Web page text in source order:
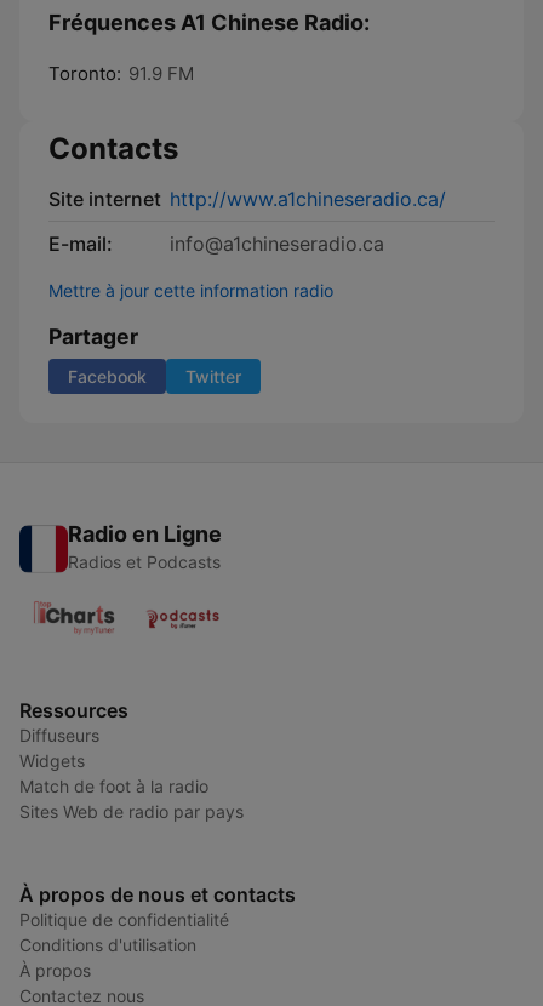
Fréquences A1 Chinese Radio:
Toronto: 91.9 FM
Contacts
Site internet http://www.a1chineseradio.ca/
E-mail:
info@a1chineseradio.ca
Mettre à jour cette information radio
Partager
Facebook Twitter
Radio en Ligne
Radios et Podcasts
Ressources
Diffuseurs
Widgets
Match de foot à la radio
Sites Web de radio par pays
À propos de nous et contacts
Politique de confidentialité
Conditions d'utilisation
À propos
Contactez nous